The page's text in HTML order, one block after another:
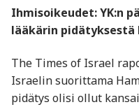
Ihmisoikeudet: YK:n
lääkärin
The Times of Israel
Israelin suorittama
pidätys olisi ollut